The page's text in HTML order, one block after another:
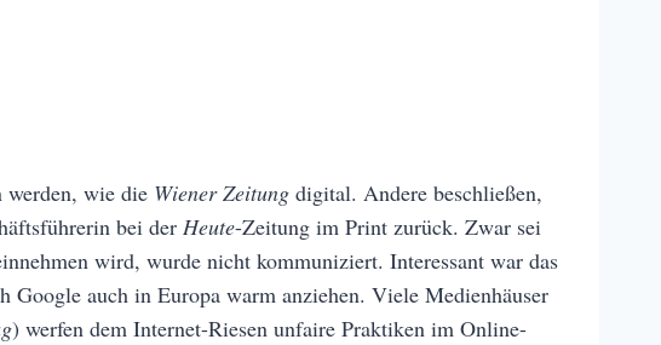
werden, wie die Wiener Zeitung digital. Andere beschließen,
bei der Heute-Zeitung im Print zurück. Zwar sei
wird, wurde nicht kommuniziert. Interessant war das
auch in Europa warm anziehen. Viele Medienhäuser
) werfen dem Internet-Riesen unfaire Praktiken im Online-